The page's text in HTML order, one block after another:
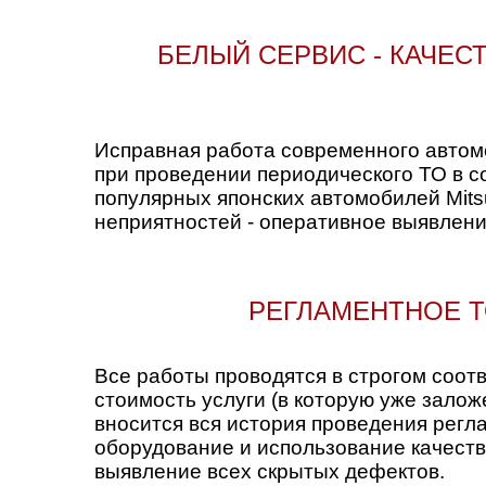
БЕЛЫЙ СЕРВИС -
Исправная работа современного
при проведении периодического ТО в
популярных японских автомобилей
неприятностей - оперативное
РЕГЛАМЕНТНОЕ
Все работы проводятся в строгом
стоимость услуги (в которую уже
вносится вся история проведения
оборудование и использование
выявление всех скрытых дефектов.